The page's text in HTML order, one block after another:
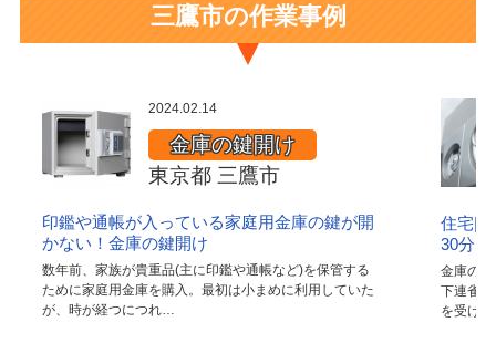
三鷹市の作業事例
2024.02.14
金庫の鍵開け
東京都 三鷹市
印鑑や通帳が入っている家庭用金庫の鍵が開
かない！金庫の鍵開け
数年前、家族が貴重品(主に印鑑や通帳など)を保管する
ために家庭用金庫を購入。最初は小まめに利用していた
が、時が経つにつれ…
住宅|
30分
金庫の
下連雀
を受け